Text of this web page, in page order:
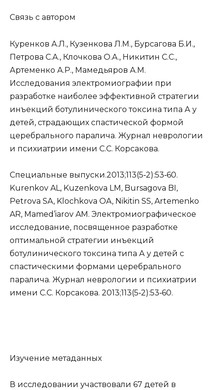
Связь с автором
Куренков А.Л., Кузенкова Л.М., Бурсагова Б.И.,
Петрова С.А., Клочкова О.А., Никитин С.С.,
Артеменко А.Р., Мамедьяров А.М.
Исследования электромиографии при
разработке наиболее эффективной стратегии
инъекций ботулинического токсина типа А у
детей, страдающих спастической формой
церебрального паралича. Журнал неврологии
и психиатрии имени С.С. Корсакова.
Специальные выпуски.2013;113(5‑2):53‑60.
Kurenkov AL, Kuzenkova LM, Bursagova BI,
Petrova SA, Klochkova OA, Nikitin SS, Artemenko
AR, Mamed’iarov AM. Электромиографическое
исследование, посвященное разработке
оптимальной стратегии инъекций
ботулинического токсина типа А у детей с
спастическими формами церебрального
паралича. Журнал неврологии и психиатрии
имени С.С. Корсакова. 2013;113(5‑2):53‑60.
Изучение метаданных
В исследовании участвовали 67 детей в